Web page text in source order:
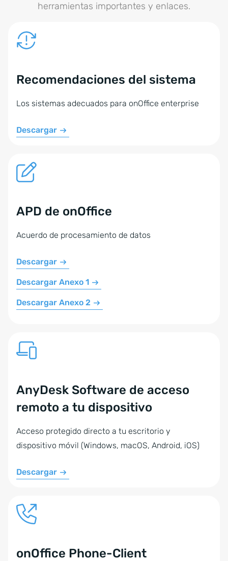
herramientas importantes y enlaces.
Recomendaciones del sistema
Los sistemas adecuados para onOffice enterprise
Descargar
APD de onOffice
Acuerdo de procesamiento de datos
Descargar
Descargar Anexo 1
Descargar Anexo 2
AnyDesk Software de acceso
remoto a tu dispositivo
Acceso protegido directo a tu escritorio y
dispositivo móvil (Windows, macOS, Android, iOS)
Descargar
onOffice Phone-Client